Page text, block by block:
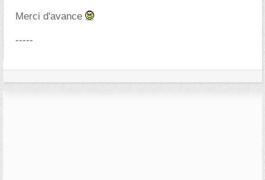
Merci d'avance
-----